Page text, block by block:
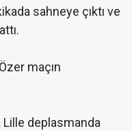
sahneye çıktı ve
maçın
Lille deplasmanda